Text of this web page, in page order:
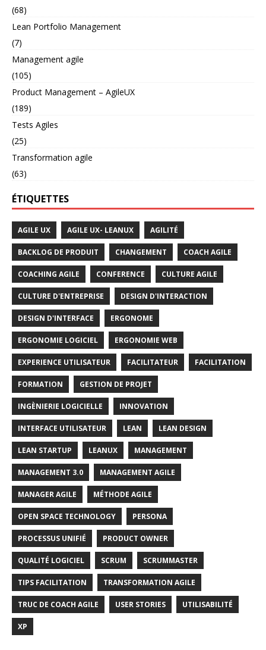
(68)
Lean Portfolio Management
(7)
Management agile
(105)
Product Management – AgileUX
(189)
Tests Agiles
(25)
Transformation agile
(63)
ÉTIQUETTES
AGILE UX AGILE UX- LEANUX AGILITÉ
BACKLOG DE PRODUIT CHANGEMENT COACH AGILE
COACHING AGILE CONFERENCE CULTURE AGILE
CULTURE D'ENTREPRISE DESIGN D'INTERACTION
DESIGN D'INTERFACE ERGONOME
ERGONOMIE LOGICIEL ERGONOMIE WEB
EXPERIENCE UTILISATEUR FACILITATEUR FACILITATION
FORMATION GESTION DE PROJET
INGÈNIERIE LOGICIELLE INNOVATION
INTERFACE UTILISATEUR LEAN LEAN DESIGN
LEAN STARTUP LEANUX MANAGEMENT
MANAGEMENT 3.0 MANAGEMENT AGILE
MANAGER AGILE MÉTHODE AGILE
OPEN SPACE TECHNOLOGY PERSONA
PROCESSUS UNIFIÉ PRODUCT OWNER
QUALITÉ LOGICIEL SCRUM SCRUMMASTER
TIPS FACILITATION TRANSFORMATION AGILE
TRUC DE COACH AGILE USER STORIES UTILISABILITÉ
XP